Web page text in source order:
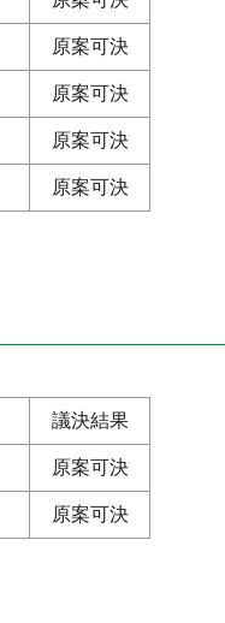
原案可決
原案可決
原案可決
原案可決
議決結果
原案可決
原案可決